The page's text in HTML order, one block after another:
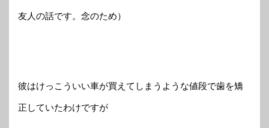
友人の話です。念のため）
彼はけっこういい車が買えてしまうような値段で歯を矯
正していたわけですが